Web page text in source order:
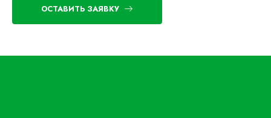
ОСТАВИТЬ ЗАЯВКУ